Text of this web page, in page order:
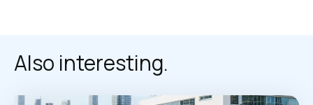
Also interesting.